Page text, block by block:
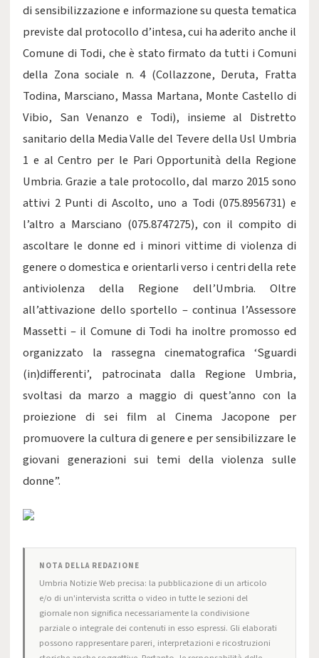
di sensibilizzazione e informazione su questa tematica
previste dal protocollo d’intesa, cui ha aderito anche il
Comune di Todi, che è stato firmato da tutti i Comuni
della Zona sociale n. 4 (Collazzone, Deruta, Fratta
Todina, Marsciano, Massa Martana, Monte Castello di
Vibio, San Venanzo e Todi), insieme al Distretto
sanitario della Media Valle del Tevere della Usl Umbria
1 e al Centro per le Pari Opportunità della Regione
Umbria. Grazie a tale protocollo, dal marzo 2015 sono
attivi 2 Punti di Ascolto, uno a Todi (075.8956731) e
l’altro a Marsciano (075.8747275), con il compito di
ascoltare le donne ed i minori vittime di violenza di
genere o domestica e orientarli verso i centri della rete
antiviolenza della Regione dell’Umbria. Oltre
all’attivazione dello sportello – continua l’Assessore
Massetti – il Comune di Todi ha inoltre promosso ed
organizzato la rassegna cinematografica ‘Sguardi
(in)differenti’, patrocinata dalla Regione Umbria,
svoltasi da marzo a maggio di quest’anno con la
proiezione di sei film al Cinema Jacopone per
promuovere la cultura di genere e per sensibilizzare le
giovani generazioni sui temi della violenza sulle
donne”.
NOTA DELLA REDAZIONE
Umbria Notizie Web precisa: la pubblicazione di un articolo
e/o di un'intervista scritta o video in tutte le sezioni del
giornale non significa necessariamente la condivisione
parziale o integrale dei contenuti in esso espressi. Gli elaborati
possono rappresentare pareri, interpretazioni e ricostruzioni